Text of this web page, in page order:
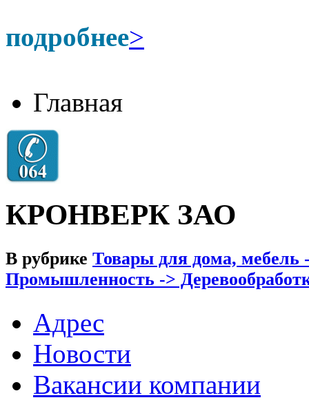
подробнее>
Главная
КРОНВЕРК ЗАО
В рубрике Товары для дома,
Промышленность ->
Адрес
Новости
Вакансии компании